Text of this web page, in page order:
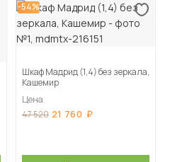
-54%
Шкаф Мадрид (1,4) без зеркала,
Кашемир
Цена
47 520 21 760